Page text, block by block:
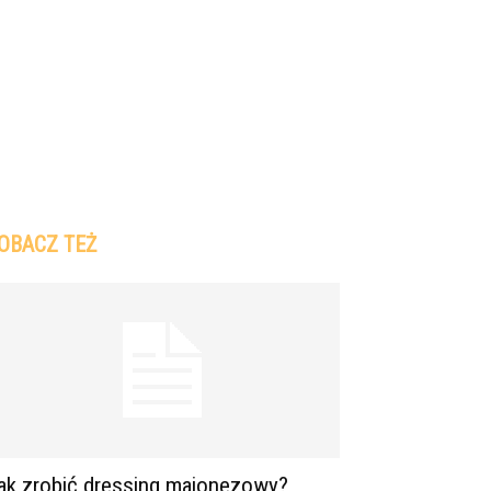
TEŻ
zrobić dressing majonezowy?